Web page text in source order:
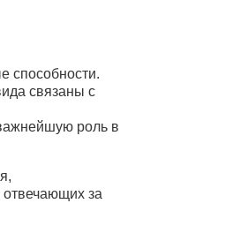
способности.
связаны с
роль в
за